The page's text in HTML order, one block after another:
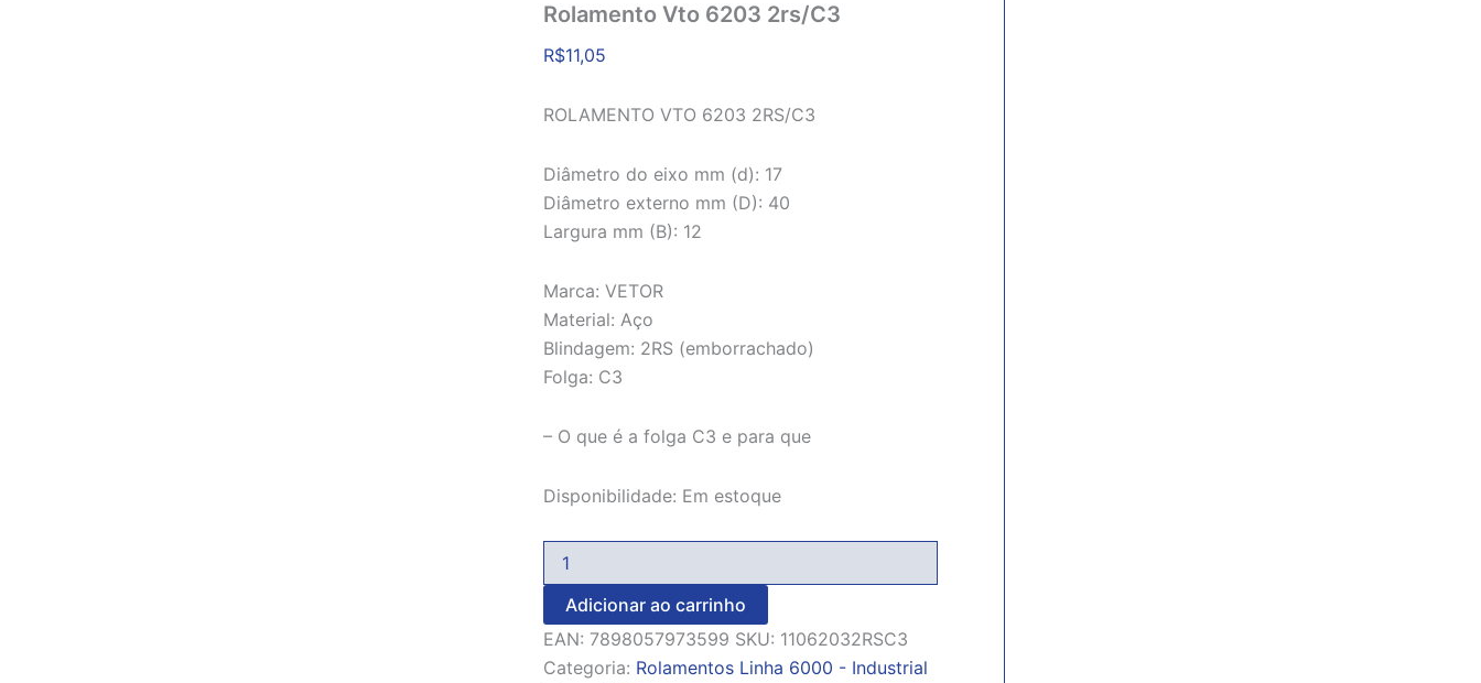
Rolamento Vto 6203 2rs/C3
R$11,05
ROLAMENTO VTO 6203 2RS/C3
Diâmetro do eixo mm (d): 17
Diâmetro externo mm (D): 40
Largura mm (B): 12
Marca: VETOR
Material: Aço
Blindagem: 2RS (emborrachado)
Folga: C3
– O que é a folga C3 e para que
Disponibilidade: Em estoque
Adicionar ao carrinho
EAN: 7898057973599 SKU: 11062032RSC3
Categoria: Rolamentos Linha 6000 - Industrial